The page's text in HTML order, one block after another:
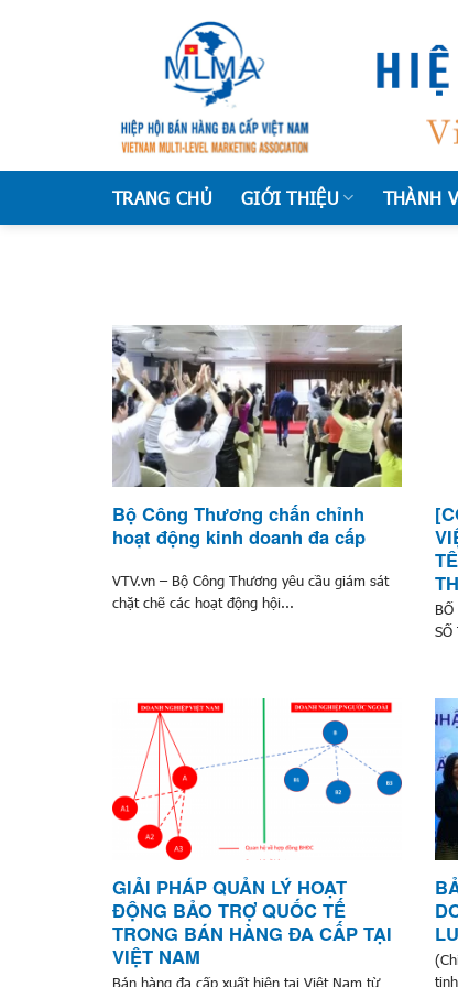
TRANG CHỦ GIỚI THIỆU THÀNH
Bộ Công Thương chấn chỉnh
hoạt động kinh doanh đa cấp
VTV.vn – Bộ Công Thương yêu cầu giám sát
chặt chẽ các hoạt động hội...
SỐ
GIẢI PHÁP QUẢN LÝ HOẠT
ĐỘNG BẢO TRỢ QUỐC TẾ
TRONG BÁN HÀNG ĐA CẤP TẠI
VIỆT NAM
Bán hàng đa cấp xuất hiện tại Việt Nam từ